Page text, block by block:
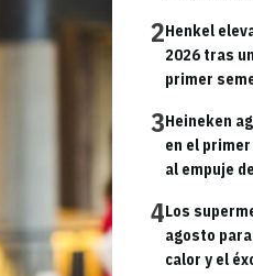
2Henkel
2026 tras
primer
3Heineken
en el
al empuje
4Los
agosto
calor y el